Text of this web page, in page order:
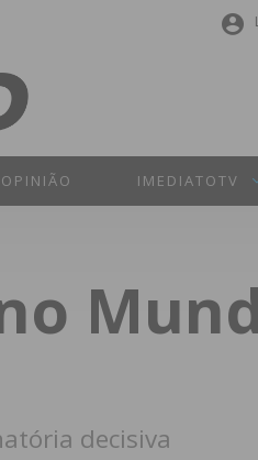
OPINIÃO IMEDIATOTV
decisiva